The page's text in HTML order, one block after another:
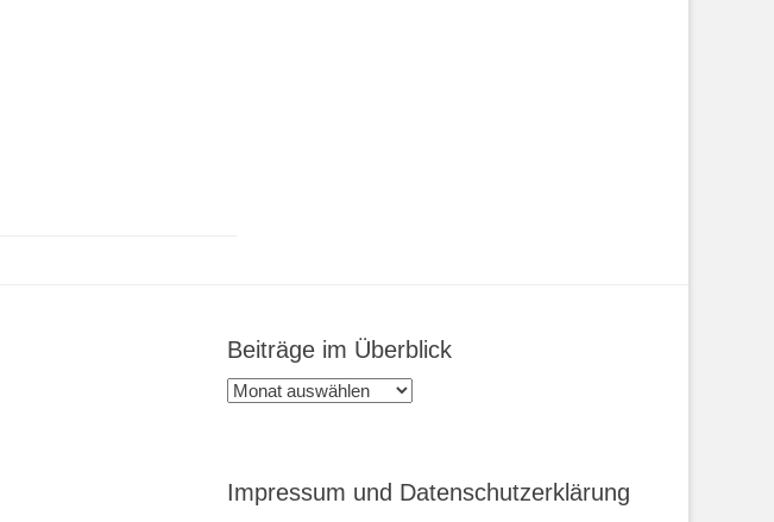
Beiträge im Überblick
Beiträge
Impressum und Datenschutzerklärung